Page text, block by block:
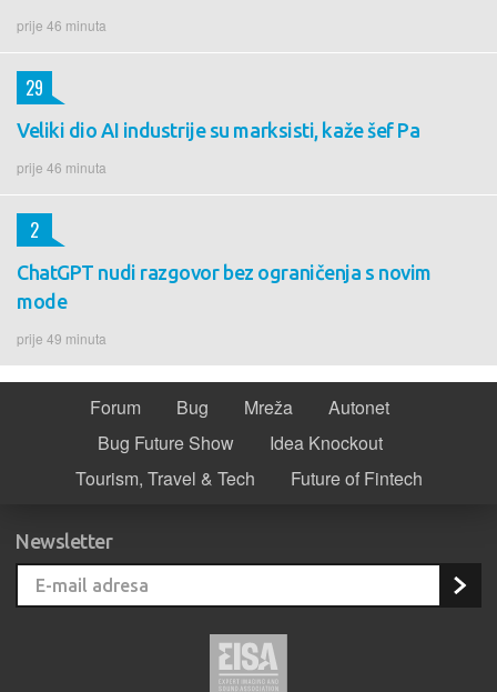
prije 46 minuta
Veliki dio AI industrije su marksisti, kaže šef Pa
prije 46 minuta
29
ChatGPT nudi razgovor bez ograničenja s novim
mode
prije 49 minuta
2
Forum Bug Mreža
Autonet
Bug Future Show
Idea Knockout
Tourism, Travel & Tech
Future of Fintech
Newsletter